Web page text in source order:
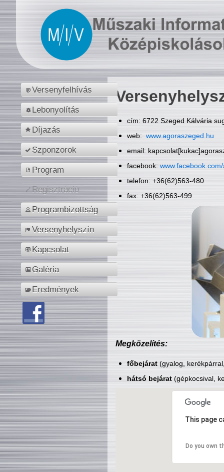
Versenyfelhívás
Lebonyolítás
Díjazás
Szponzorok
Program
Regisztráció
Programbizottság
Versenyhelyszín
Kapcsolat
Galéria
Eredmények
cím: 6722 Szeged Kálvária
web: www.agoraszeged.hu
email:
facebook:
telefon: +36(62)563-480
fax: +36(62)563-499
Megközelítés:
főbejárat(gyalog,
hátsó bejárat(gépkocsival,
This page
Do you own